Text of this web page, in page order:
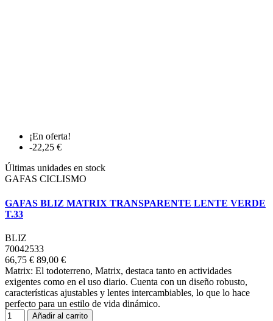
¡En oferta!
-22,25 €
Últimas unidades en stock
GAFAS CICLISMO
GAFAS BLIZ MATRIX TRANSPARENTE LENTE VERDE
T.33
BLIZ
70042533
66,75 € 89,00 €
Matrix: El todoterreno, Matrix, destaca tanto en actividades
exigentes como en el uso diario. Cuenta con un diseño robusto,
características ajustables y lentes intercambiables, lo que lo hace
perfecto para un estilo de vida dinámico.
Añadir al carrito